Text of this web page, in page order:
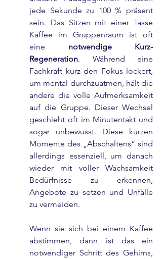
jede Sekunde zu 100 % präsent
sein. Das Sitzen mit einer Tasse
Kaffee im Gruppenraum ist oft
eine notwendige Kurz-
Regeneration. Während eine
Fachkraft kurz den Fokus lockert,
um mental durchzuatmen, hält die
andere die volle Aufmerksamkeit
auf die Gruppe. Dieser Wechsel
geschieht oft im Minutentakt und
sogar unbewusst. Diese kurzen
Momente des „Abschaltens“ sind
allerdings essenziell, um danach
wieder mit voller Wachsamkeit
Bedürfnisse zu erkennen,
Angebote zu setzen und Unfälle
zu vermeiden.
Wenn sie sich bei einem Kaffee
abstimmen, dann ist das ein
notwendiger Schritt des Gehirns,